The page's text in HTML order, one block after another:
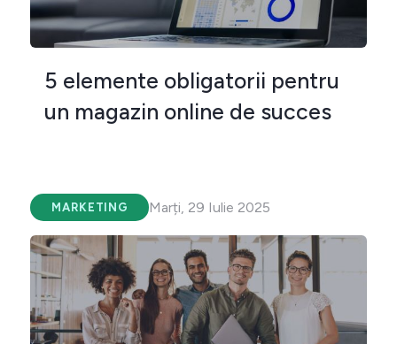
5 elemente obligatorii pentru
un magazin online de succes
MARKETING Marți, 29 Iulie 2025